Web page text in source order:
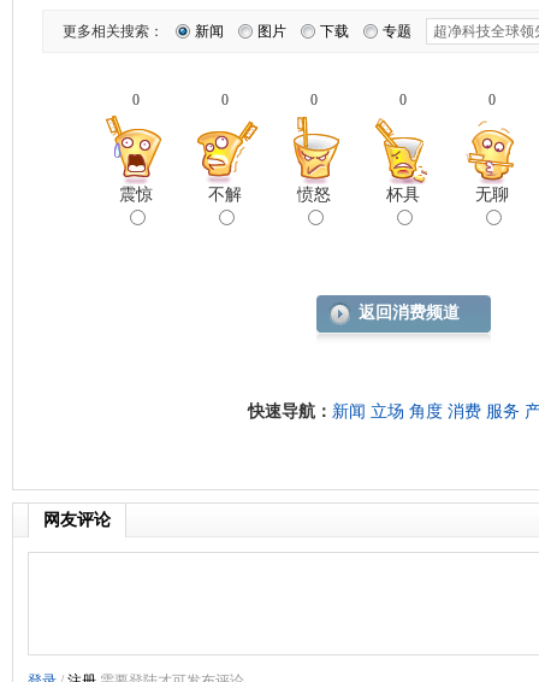
更多相关搜索： 新闻 图片 下载 专题
0
震惊
0
不解
0
愤怒
0
杯具
0
无聊
返回消费频道
快速导航： 新闻 立场 角度 消费 服务
网友评论